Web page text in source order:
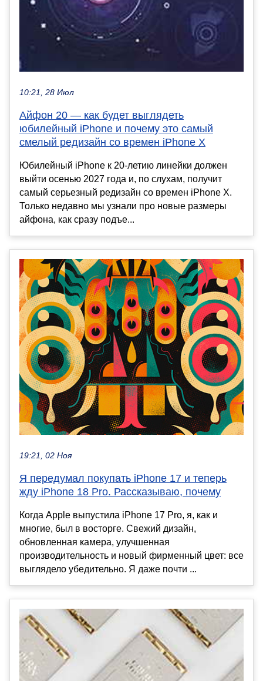
10:21, 28 Июл
Айфон 20 — как будет выглядеть
юбилейный iPhone и почему это самый
смелый редизайн со времен iPhone X
Юбилейный iPhone к 20-летию линейки должен
выйти осенью 2027 года и, по слухам, получит
самый серьезный редизайн со времен iPhone X.
Только недавно мы узнали про новые размеры
айфона, как сразу подъе...
19:21, 02 Ноя
Я передумал покупать iPhone 17 и теперь
жду iPhone 18 Pro. Рассказываю, почему
Когда Apple выпустила iPhone 17 Pro, я, как и
многие, был в восторге. Свежий дизайн,
обновленная камера, улучшенная
производительность и новый фирменный цвет: все
выглядело убедительно. Я даже почти ...